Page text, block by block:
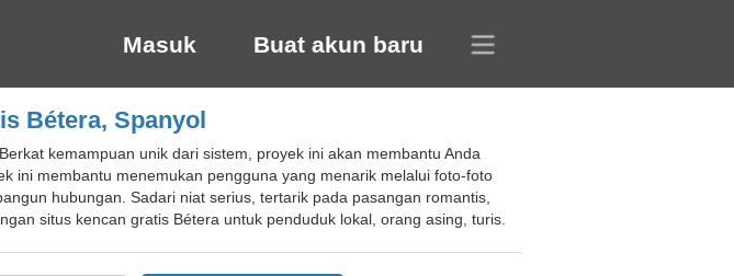
Masuk Buat akun baru
Bétera, Spanyol
kemampuan unik dari sistem, proyek ini akan membantu Anda
ini membantu menemukan pengguna yang menarik melalui foto-foto
hubungan. Sadari niat serius, tertarik pada pasangan romantis,
situs kencan gratis Bétera untuk penduduk lokal, orang asing, turis.